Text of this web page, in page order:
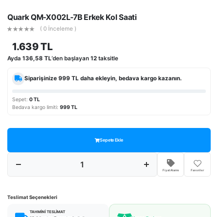
Quark QM-X002L-7B Erkek Kol Saati
( 0 İnceleme )
1.639 TL
Ayda 136,58 TL’den başlayan 12 taksitle
Siparişinize999 TL daha ekleyin, bedava kargo kazanın.
Sepet: 0 TL
Bedava kargo limiti: 999 TL
Sepete Ekle
Fiyat Alarmı Favoriler
Teslimat Seçenekleri
TAHMINI TESLIMAT